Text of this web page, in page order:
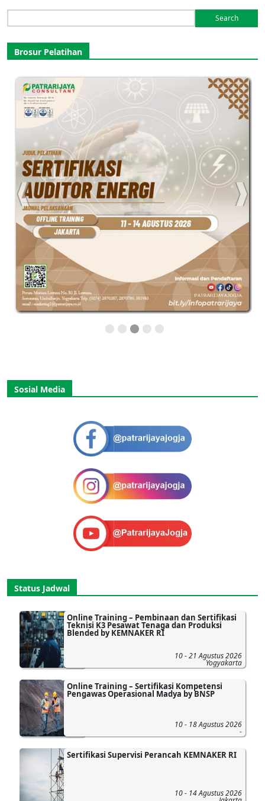
for:
Brosur Pelatihan
Sosial Media
Status Jadwal
Online Training – Pembinaan dan Sertifikasi
Teknisi K3 Pesawat Tenaga dan Produksi
Blended by KEMNAKER RI
10 - 21 Agustus 2026
Yogyakarta
Online Training – Sertifikasi Kompetensi
Pengawas Operasional Madya by BNSP
10 - 18 Agustus 2026
-
Sertifikasi Supervisi Perancah KEMNAKER RI
10 - 14 Agustus 2026